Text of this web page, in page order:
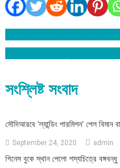
Post
সংশ্লিষ্ট সংবাদ
সৌদিআরবে ‘ল্যান্ডিং পারমিশন’ পেল বিমান
September 24, 2020 admin
গিনেস বুকে স্থান পেলো শস্যচিত্রে বঙ্গবন্ধু